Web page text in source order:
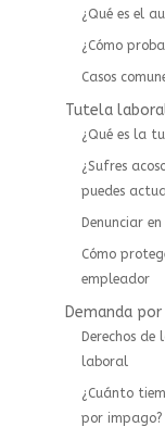
¿Qué es el
¿Cómo
Casos
Tutela
¿Qué es la
¿Sufres
puedes
⁠Denunciar
Cómo
empleador
Demanda
Derechos
laboral
¿Cuánto
por impago?